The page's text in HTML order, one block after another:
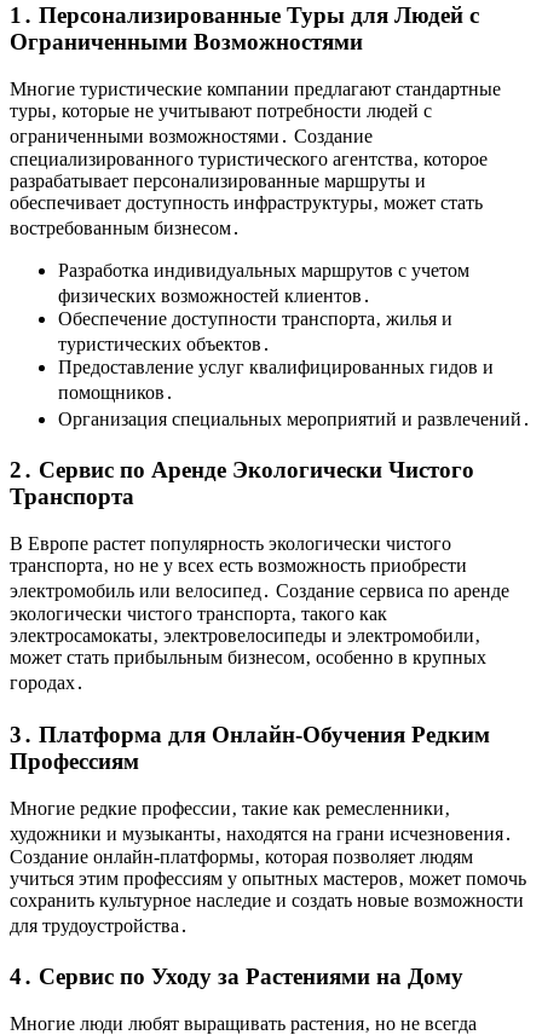
1․ Персонализированные Туры для Людей с
Ограниченными Возможностями
Многие туристические компании предлагают стандартные
туры‚ которые не учитывают потребности людей с
ограниченными возможностями․ Создание
специализированного туристического агентства‚ которое
разрабатывает персонализированные маршруты и
обеспечивает доступность инфраструктуры‚ может стать
востребованным бизнесом․
Разработка индивидуальных маршрутов с учетом
физических возможностей клиентов․
Обеспечение доступности транспорта‚ жилья и
туристических объектов․
Предоставление услуг квалифицированных гидов и
помощников․
Организация специальных мероприятий и развлечений․
2․ Сервис по Аренде Экологически Чистого
Транспорта
В Европе растет популярность экологически чистого
транспорта‚ но не у всех есть возможность приобрести
электромобиль или велосипед․ Создание сервиса по аренде
экологически чистого транспорта‚ такого как
электросамокаты‚ электровелосипеды и электромобили‚
может стать прибыльным бизнесом‚ особенно в крупных
городах․
3․ Платформа для Онлайн-Обучения Редким
Профессиям
Многие редкие профессии‚ такие как ремесленники‚
художники и музыканты‚ находятся на грани исчезновения․
Создание онлайн-платформы‚ которая позволяет людям
учиться этим профессиям у опытных мастеров‚ может помочь
сохранить культурное наследие и создать новые возможности
для трудоустройства․
4․ Сервис по Уходу за Растениями на Дому
Многие люди любят выращивать растения‚ но не всегда